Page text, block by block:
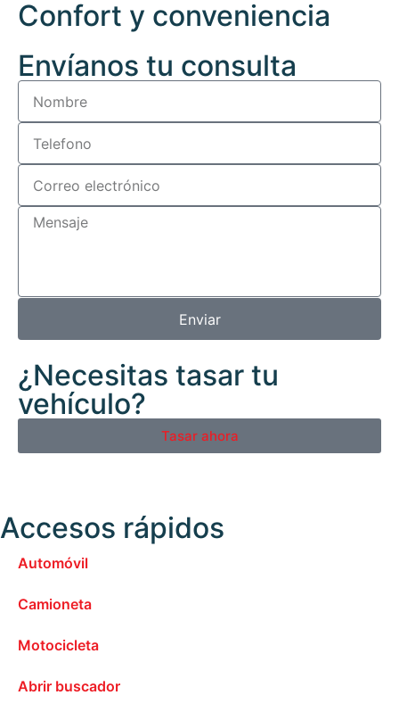
Confort y conveniencia
Envíanos tu consulta
Enviar
¿Necesitas tasar tu
vehículo?
Tasar ahora
Accesos rápidos
Automóvil
Camioneta
Motocicleta
Abrir buscador